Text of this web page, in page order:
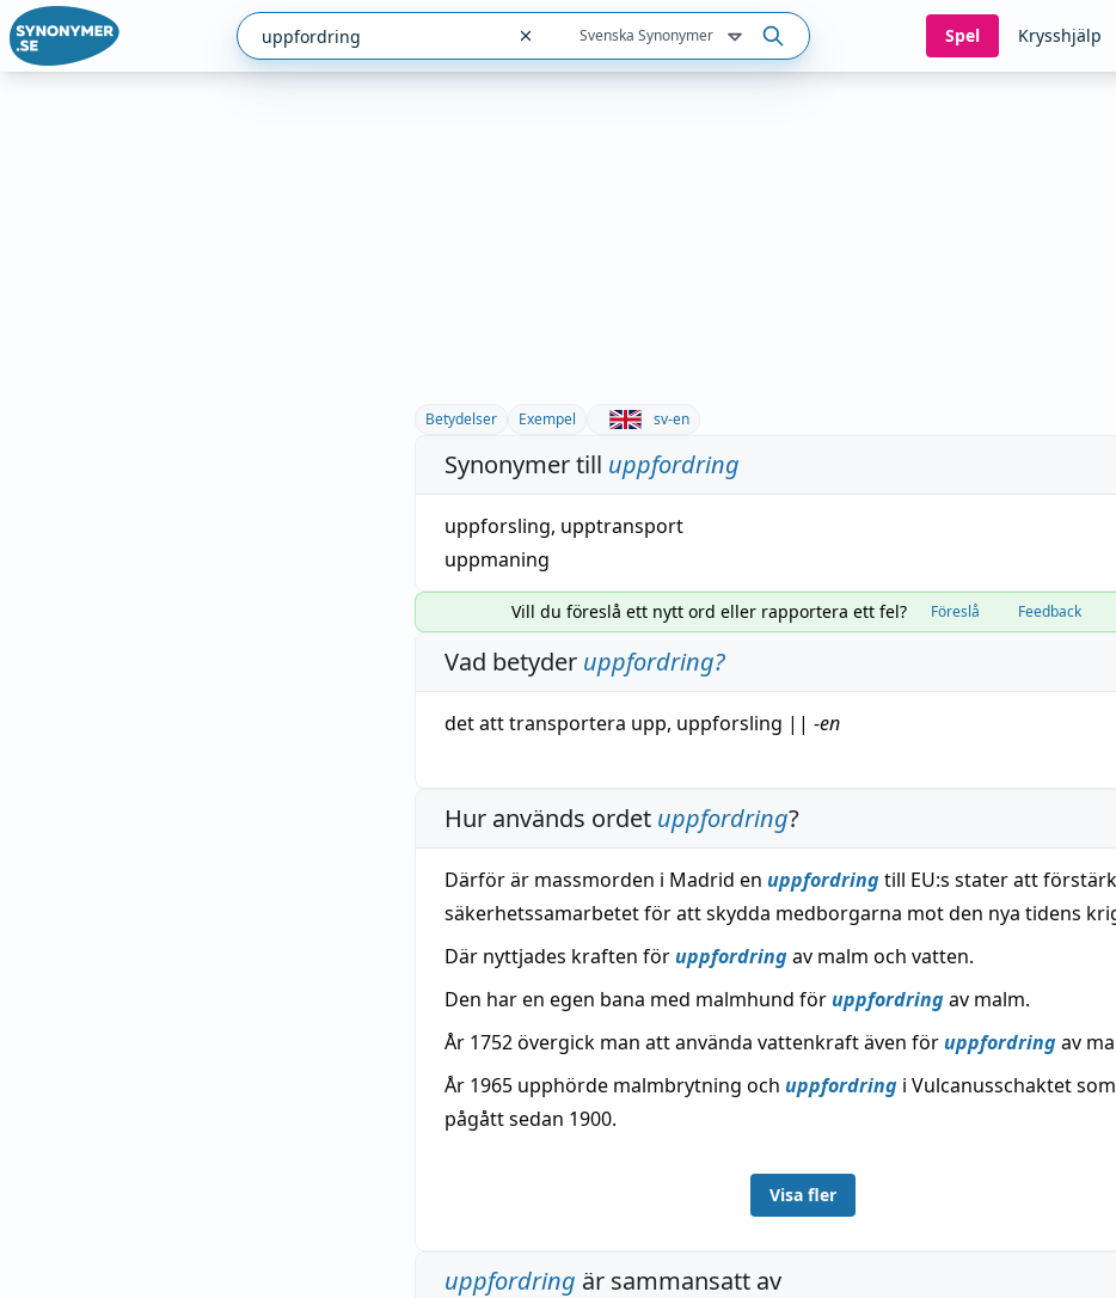
Svenska Synonymer Spel Krysshjälp
Betydelser Exempel sv-en
Synonymer till uppfordring
uppforsling, upptransport
uppmaning
Vill du föreslå ett nytt ord eller rapportera ett fel? Föreslå Feedback
Vad betyder uppfordring?
det atttransportera upp, uppforsling || -en
Hur används ordet uppfordring?
Därför är massmorden i Madrid en uppfordringtill EU:s stater att
säkerhetssamarbetet för att skydda medborgarna mot den nya tidens
Där nyttjades kraften föruppfordringav malm och vatten.
Den har en egen bana med malmhund föruppfordringav malm.
År 1752 övergick man att använda vattenkraft även föruppfordringav
År 1965 upphörde malmbrytning och uppfordring i Vulcanusschaktet som
pågått sedan 1900.
Visa fler
uppfordring är sammansatt av